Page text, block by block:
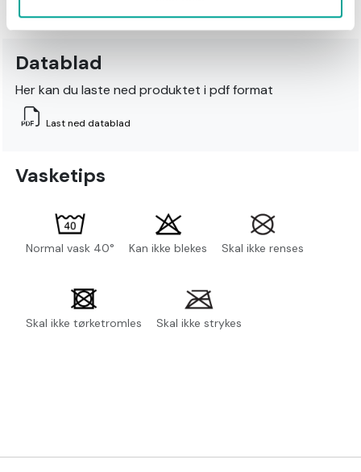
Datablad
Her kan du laste ned produktet i pdf format
Last ned datablad
Vasketips
Normal vask 40° Kan ikke blekes Skal ikke renses
Skal ikke tørketromles Skal ikke strykes